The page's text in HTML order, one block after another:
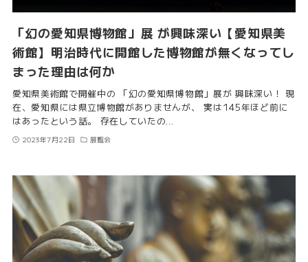
「幻の愛知県博物館」展 が興味深い【愛知県美
術館】明治時代に開館した博物館が無くなってし
まった理由は何か
愛知県美術館で開催中の 「幻の愛知県博物館」展が 興味深い！ 現
在、愛知県には県立博物館がありませんが、 実は145年ほど前に
はあったという話。 存在していたの…
2023年7月22日 展覧会